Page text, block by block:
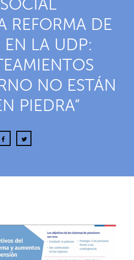
REFORMA DE
EN LA UDP:
NO ESTÁN
PIEDRA”